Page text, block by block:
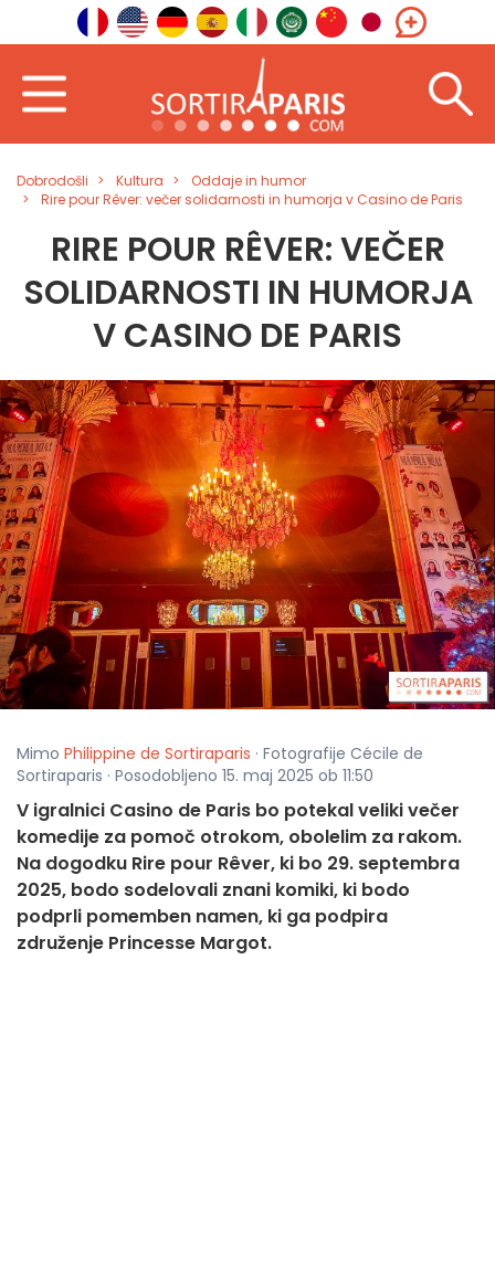
Dobrodošli Kultura
Oddaje in humor
Rire pour Rêver: večer solidarnosti in humorja v Casino de Paris
RIRE POUR RÊVER: VEČER
SOLIDARNOSTI IN HUMORJA
V CASINO DE PARIS
Mimo Philippine de Sortiraparis · Fotografije Cécile de
Sortiraparis · Posodobljeno 15. maj 2025 ob 11:50
V igralnici Casino de Paris bo potekal veliki večer
komedije za pomoč otrokom, obolelim za rakom.
Na dogodku Rire pour Rêver, ki bo 29. septembra
2025, bodo sodelovali znani komiki, ki bodo
podprli pomemben namen, ki ga podpira
združenje Princesse Margot.